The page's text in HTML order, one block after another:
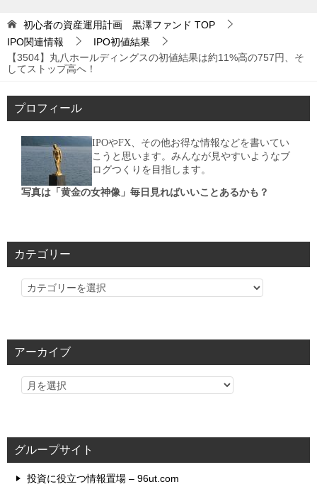
初心者の資産運用計画 黒澤ファンド TOP
IPO関連情報
IPO初値結果
【3504】丸八ホールディングスの初値結果は約11%高の757円、そ
してストップ高へ！
プロフィール
IPOやFX、その他お得な情報などを書いてい
こうと思います。みんなが見やすいようなブ
ログつくりを目指します。
写真は「黄金の女神像」毎日見ればいいことあるかも？
カテゴリー
カ
リ
アーカイブ
グループサイト
投資に役立つ情報置場 – 96ut.com